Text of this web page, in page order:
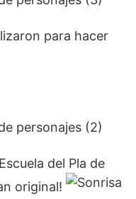
para hacer
del Pla de
original!